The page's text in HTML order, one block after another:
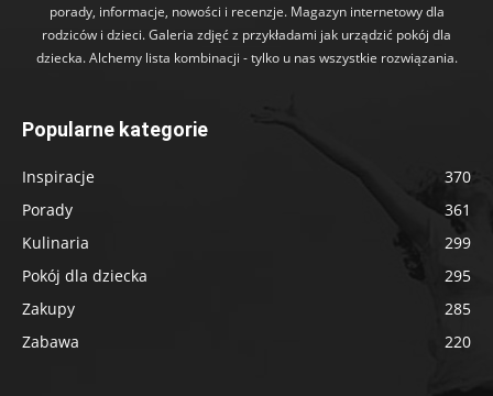
porady, informacje, nowości i recenzje. Magazyn internetowy dla
rodziców i dzieci. Galeria zdjęć z przykładami jak urządzić pokój dla
dziecka. Alchemy lista kombinacji - tylko u nas wszystkie rozwiązania.
Popularne kategorie
Inspiracje
370
Porady
361
Kulinaria
299
Pokój dla dziecka
295
Zakupy
285
Zabawa
220